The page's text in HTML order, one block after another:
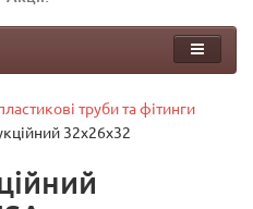
труби та фітинги
32х26х32